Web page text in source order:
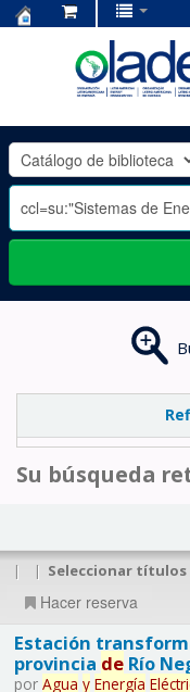
OLADE
-
Su búsqueda
| | Seleccionar títulos
Hacer reserva
Estación
provincia deRío
por Agua y Energía